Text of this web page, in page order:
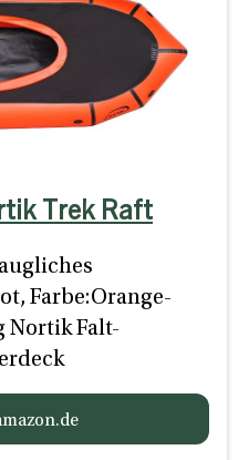
Trek Raft
Farbe:Orange-
Nortik Falt-